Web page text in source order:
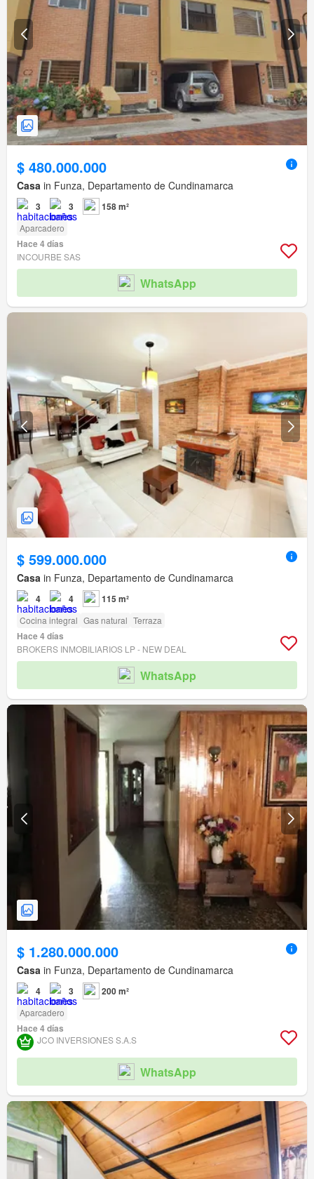
$ 480.000.000
Casa in Funza, Departamento de Cundinamarca
3 3 158 m²
Aparcadero
Hace 4 días
INCOURBE SAS
WhatsApp
$ 599.000.000
Casa in Funza, Departamento de Cundinamarca
4 4 115 m²
Cocina integral Gas natural Terraza
Hace 4 días
BROKERS INMOBILIARIOS LP - NEW DEAL
WhatsApp
$ 1.280.000.000
Casa in Funza, Departamento de Cundinamarca
4 3 200 m²
Aparcadero
Hace 4 días
JCO INVERSIONES S.A.S
WhatsApp